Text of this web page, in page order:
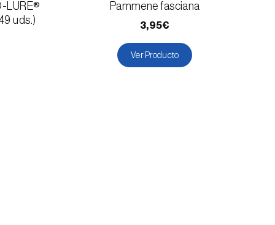
LURE®
uds.)
Pammene fasciana
3,95€
Ver Producto